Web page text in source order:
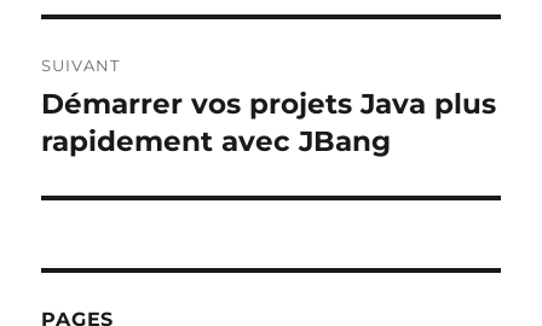
SUIVANT
Publication
suivante :
Démarrer vos projets Java plus
rapidement avec JBang
PAGES